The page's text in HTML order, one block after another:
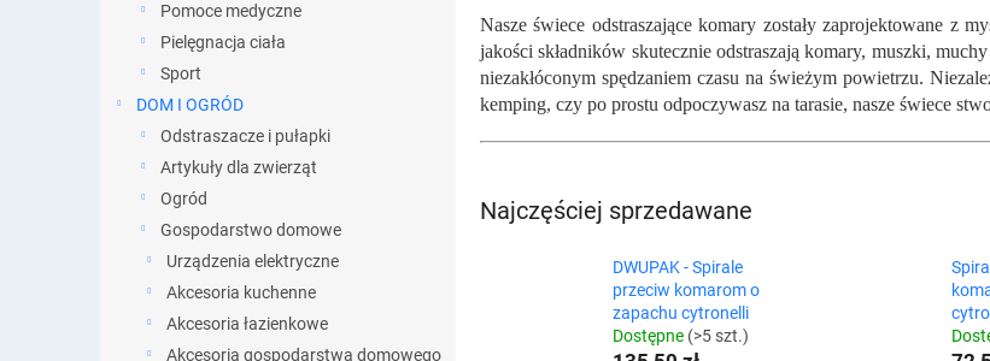
Pomoce medyczne
Pielęgnacja ciała
Sport
DOM I OGRÓD
Odstraszacze i pułapki
Artykuły dla zwierząt
Ogród
Gospodarstwo domowe
Urządzenia elektryczne
Akcesoria kuchenne
Akcesoria łazienkowe
Akcesoria gospodarstwa domowego
Nasze świece odstraszające komary zostały zaprojektowane z
jakości składników skutecznie odstraszają komary, muszki,
niezakłóconym spędzaniem czasu na świeżym powietrzu.
kemping, czy po prostu odpoczywasz na tarasie, nasze świece
Najczęściej sprzedawane
DWUPAK - Spirale
przeciw komarom o
zapachu cytronelli
Dostępne (>5 szt.)